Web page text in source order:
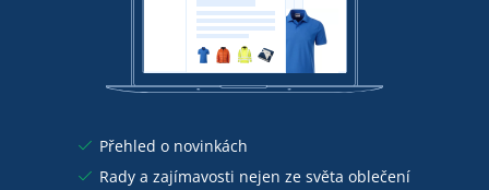
Přehled o novinkách
Rady a zajímavosti nejen ze světa oblečení